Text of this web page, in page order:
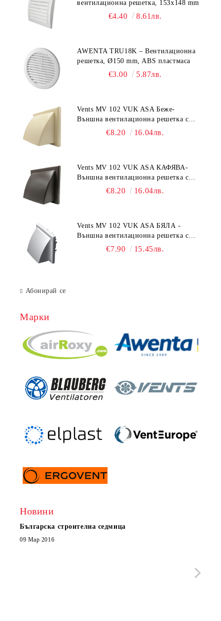
вентилационна решетка, 153x148 mm
€4.40 8.61лв.
AWENTA TRU18K – Вентилационна
решетка, Ø150 mm, ABS пластмаса
€3.00 5.87лв.
Vents MV 102 VUK ASA Беже-
Външна вентилационна решетка с
гравитачна клапа Ø 100, Ø 125,
€8.20 16.04лв.
Vents MV 102 VUK ASA КАФЯВА-
Външна вентилационна решетка с
гравитачна клапа Ø 100, Ø 125,
€8.20 16.04лв.
Vents MV 102 VUK ASA БЯЛА -
Външна вентилационна решетка с
гравитачна клапа Ø 100, Ø 125,
€7.90 15.45лв.
Абонирай се
Марки
Новини
Българска строителна седмица
09 Мар 2016